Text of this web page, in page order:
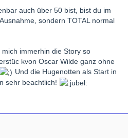
auch über 50 bist, bist du im
sondern TOTAL normal
immerhin die Story so
kvon Oscar Wilde ganz ohne
Und die Hugenotten als Start in
sehr beachtlich!